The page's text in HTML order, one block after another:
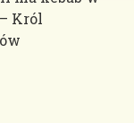
Król